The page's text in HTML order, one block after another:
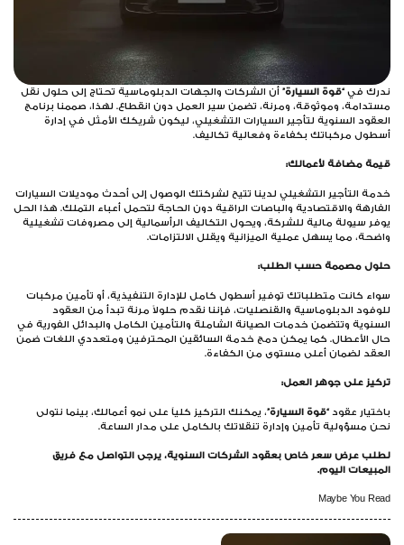
في “قوة السيارة”أن الشركات والجهات الدبلوماسية تحتاج إلى حلول نقل
وموثوقة، ومرنة، تضمن سير العمل دون انقطاع. لهذا، صممنا برنامج
السنوية لتأجير السيارات التشغيلي، ليكون شريكك الأمثل في إدارة
مركباتك بكفاءة وفعالية تكاليف.
مضافة لأعمالك:
التأجير التشغيلي لدينا تتيح لشركتك الوصول إلى أحدث موديلات السيارات
والاقتصادية والباصات الراقية دون الحاجة لتحمل أعباء التملك. هذا الحل
سيولة مالية للشركة، ويحول التكاليف الرأسمالية إلى مصروفات تشغيلية
مما يسهل عملية الميزانية ويقلل الالتزامات.
مصممة حسب الطلب:
كانت متطلباتك توفير أسطول كامل للإدارة التنفيذية، أو تأمين مركبات
الدبلوماسية والقنصليات، فإننا نقدم حلولاً مرنة تبدأ من العقود
وتتضمن خدمات الصيانة الشاملة والتأمين الكامل والبدائل الفورية في
الأعطال. كما يمكن دمج خدمة السائقين المحترفين ومتعددي اللغات ضمن
لضمان أعلى مستوى من الكفاءة.
على جوهر العمل:
عقود“قوة السيارة”، يمكنك التركيز كلياً على نمو أعمالك، بينما نتولى
مسؤولية تأمين وإدارة تنقلاتك بالكامل على مدار الساعة.
عرض سعر خاص بعقود الشركات السنوية، يرجى التواصل مع فريق
اليوم.
Maybe You